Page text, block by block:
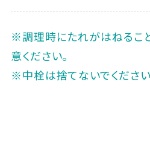
※調理時にたれがはねるこ
意ください。
※中栓は捨てないでください